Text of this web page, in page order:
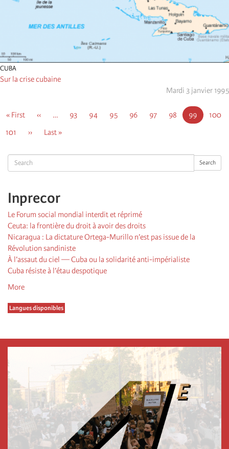
Search Search
Inprecor
Le Forum social mondial interdit et réprimé
Ceuta: la frontière du droit à avoir des droits
Nicaragua : La dictature Ortega-Murillo n’est pas issue de la
Révolution sandiniste
À l’assaut du ciel — Cuba ou la solidarité anti-impérialiste
Cuba résiste à l’étau despotique
More
Langues disponibles
CUBA
Sur la crise cubaine
Mardi 3 janvier 1995
First
« First
Page
‹‹ … Page
93 Page
94 Page
95 Page
96 Page
97 Page
98
Page
courante
99 Page
100
Page
101
Page
››
Dernière
Last »